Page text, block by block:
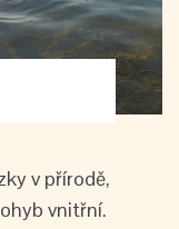
v přírodě,
vnitřní.